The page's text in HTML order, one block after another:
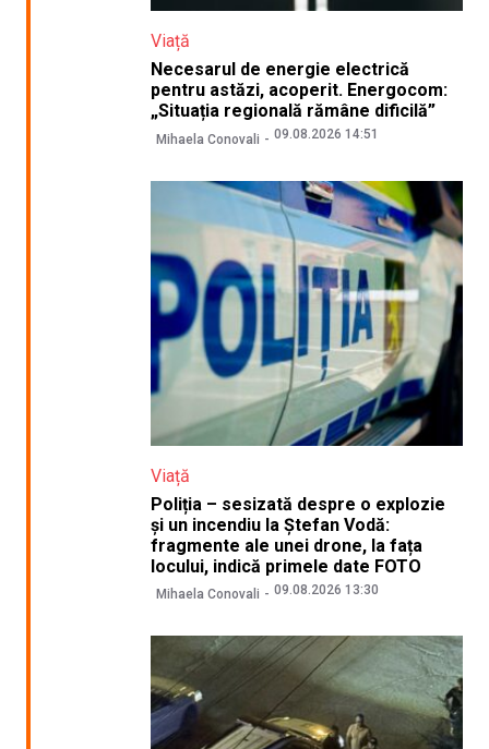
Viață
Necesarul de energie electrică
pentru astăzi, acoperit. Energocom:
„Situația regională rămâne dificilă”
Mihaela Conovali 09.08.2026 14:51
Viață
Poliția – sesizată despre o explozie
și un incendiu la Ștefan Vodă:
fragmente ale unei drone, la fața
locului, indică primele date FOTO
Mihaela Conovali 09.08.2026 13:30